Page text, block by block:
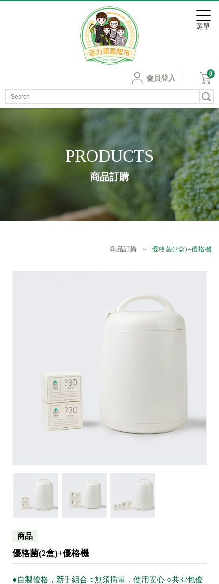
會員登入
0
PRODUCTS
商品訂購
商品訂購 > 優格菌(2盒)+優格機
商品
優格菌(2盒)+優格機
●自製優格，新手組合 ○無須插電，使用安心 ○共32包優